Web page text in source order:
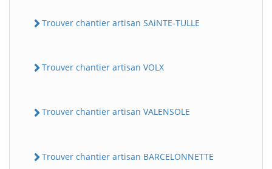
Trouver chantier artisan SAiNTE-TULLE
Trouver chantier artisan VOLX
Trouver chantier artisan VALENSOLE
Trouver chantier artisan BARCELONNETTE